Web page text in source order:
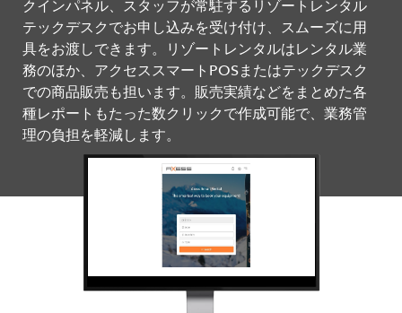
クインパネル、スタッフが常駐するリゾートレンタル
テックデスクでお申し込みを受け付け、スムーズに用
具をお渡しできます。リゾートレンタルはレンタル業
務のほか、アクセススマートPOSまたはテックデスク
での商品販売も担います。販売実績などをまとめた各
種レポートもたった数クリックで作成可能で、業務管
理の負担を軽減します。